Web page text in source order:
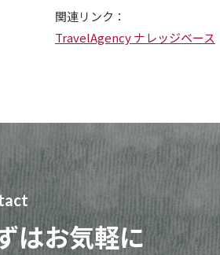
関連リンク：
TravelAgency ナレッジベース
はお気軽に